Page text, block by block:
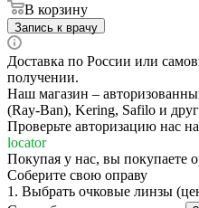
В корзину
Запись к врачу
Доставка по России или
получении.
Наш магазин –
(Ray-Ban), Kering, Safilo и
Проверьте авторизацию нас
locator
Покупая у нас, вы покупаете
Соберите свою оправу
1. Выбрать очковые линзы